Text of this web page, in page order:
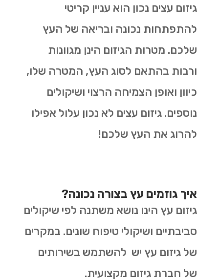
גיזום עצים נכון הוא עניין קריטי
להתפתחות נכונה ובריאה של העץ
שלכם. מטרות הגיזום הינן מגוונות
ורבות בהתאם לסוג העץ, המטרה שלו,
כיוון ואופן הצמיחה הרצוי ושיקולים
נוספים. גיזום עצים לא נכון עלול אפילו
להרוג את העץ שלכם!
איך גוזמים עץ בצורה נכונה?
גיזום עץ הינו נושא משתנה לפי שיקולים
סביבתיים ושיקולי טיפוח שונים. במקרים
של גיזום עץ יש להשתמש בשירותים
של חברת גיזום מקצועית.